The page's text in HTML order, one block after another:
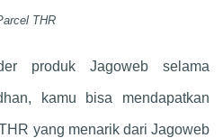
THR
produk Jagoweb selama
kamu bisa mendapatkan
yang menarik dari Jagoweb